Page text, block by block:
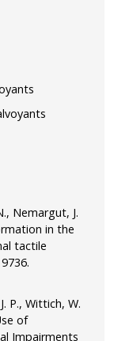
Nemargut, J.
in the
tactile
P., Wittich, W.
of
Impairments